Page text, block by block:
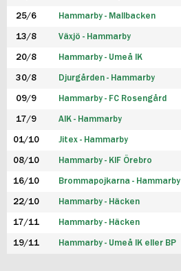
25/6 Hammarby - Mallbacken
13/8 Växjö - Hammarby
20/8 Hammarby - Umeå IK
30/8 Djurgården - Hammarby
09/9 Hammarby - FC Rosengård
17/9 AIK - Hammarby
01/10 Jitex - Hammarby
08/10 Hammarby - KIF Örebro
16/10 Brommapojkarna - Hammarby
22/10 Hammarby - Häcken
17/11 Hammarby - Häcken
19/11 Hammarby - Umeå IK eller BP